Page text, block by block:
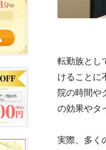
転勤族とし
けることに
院の時間や
の効果やタ
実際、多く